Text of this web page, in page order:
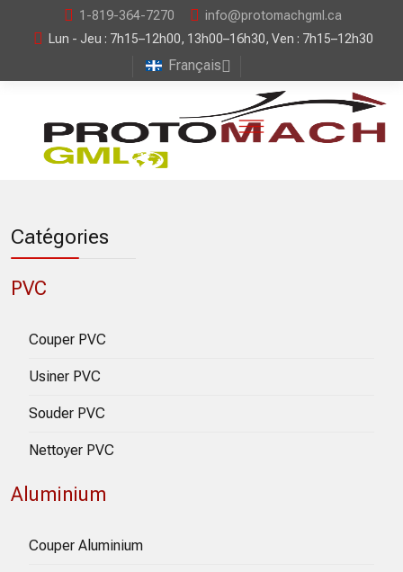
1-819-364-7270
info@protomachgml.ca
Lun - Jeu : 7h15–12h00, 13h00–16h30, Ven : 7h15–12h30
Français
Catégories
PVC
Couper PVC
Usiner PVC
Souder PVC
Nettoyer PVC
Aluminium
Couper Aluminium